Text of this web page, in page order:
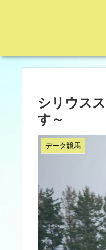
シリウス
す～
データ競馬